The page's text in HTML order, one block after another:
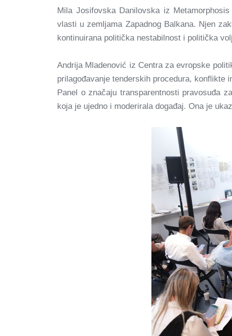
Mila Josifovska Danilovska iz
vlasti u zemljama Zapadnog Balkana. Njen
kontinuirana politička nestabilnost i politička
Andrija Mladenović iz Centra za evropske
prilagođavanje tenderskih procedura, konflikte
Panel o značaju transparentnosti pravosuđa
koja je ujedno i moderirala događaj. Ona je